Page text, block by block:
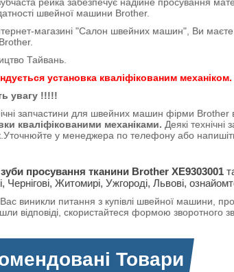
швейної машини Brother.
магазині "Салон швейних машин", Ви маєте
Тайвань.
установка кваліфікованим механіком.
увагу !!!!!
запчастини для швейних машин фірми
кваліфікованими механіками. Деякі
у менеджера по телефону або
зуби просування тканини Brother XE9303001
Чернігові, Житомирі, Ужгороді, Львові,
виникли питання з купівлі швейної машини,
відповіді, скористайтеся формою зворотного
Товари